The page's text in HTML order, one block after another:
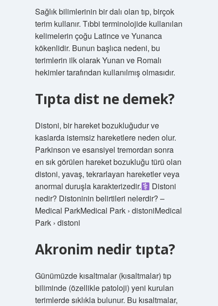
Sağlık bilimlerinin bir dalı olan tıp, birçok
terim kullanır. Tıbbi terminolojide kullanılan
kelimelerin çoğu Latince ve Yunanca
kökenlidir. Bunun başlıca nedeni, bu
terimlerin ilk olarak Yunan ve Romalı
hekimler tarafından kullanılmış olmasıdır.
Tıpta dist ne demek?
Distoni, bir hareket bozukluğudur ve
kaslarda istemsiz hareketlere neden olur.
Parkinson ve esansiyel tremordan sonra
en sık görülen hareket bozukluğu türü olan
distoni, yavaş, tekrarlayan hareketler veya
anormal duruşla karakterizedir.‍
Distoni
nedir? Distoninin belirtileri nelerdir? –
Medical ParkMedical Park › distoniMedical
Park › distoni
Akronim nedir tıpta?
Günümüzde kısaltmalar (kısaltmalar) tıp
biliminde (özellikle patoloji) yeni kurulan
terimlerde sıklıkla bulunur. Bu kısaltmalar,